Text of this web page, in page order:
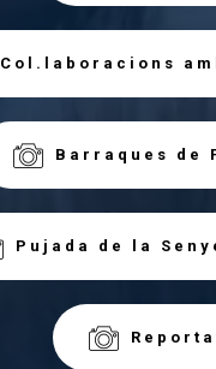
Col.laboracions
Barraques de
Pujada de la